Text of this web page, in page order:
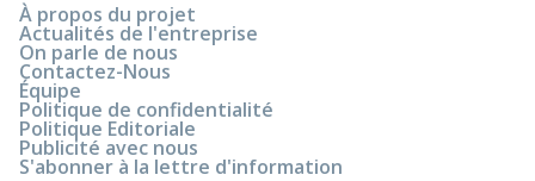
À propos du projet
Actualités de l'entreprise
On parle de nous
Contactez-Nous
Équipe
Politique de confidentialité
Politique Editoriale
Publicité avec nous
S'abonner à la lettre d'information